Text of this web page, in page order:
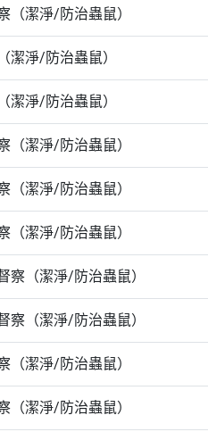
（潔淨/防治蟲鼠）
潔淨/防治蟲鼠）
潔淨/防治蟲鼠）
（潔淨/防治蟲鼠）
（潔淨/防治蟲鼠）
（潔淨/防治蟲鼠）
察（潔淨/防治蟲鼠）
察（潔淨/防治蟲鼠）
（潔淨/防治蟲鼠）
（潔淨/防治蟲鼠）